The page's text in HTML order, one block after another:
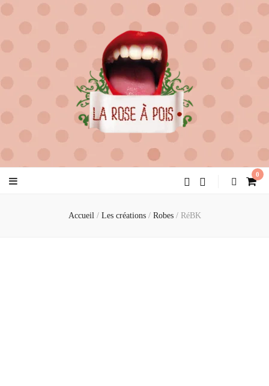
la rose à pois
0
Accueil / Les créations / Robes / RéBK